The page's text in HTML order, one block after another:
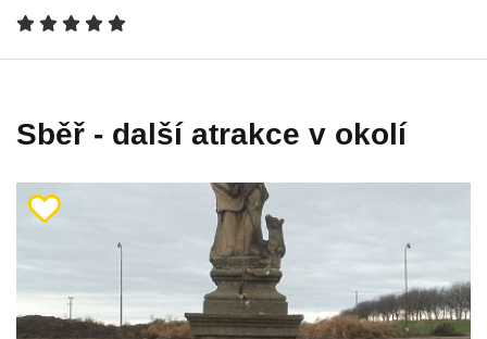
Sběř - další atrakce v okolí